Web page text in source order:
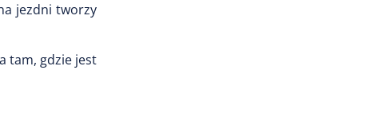
jezdni tworzy
tam, gdzie jest